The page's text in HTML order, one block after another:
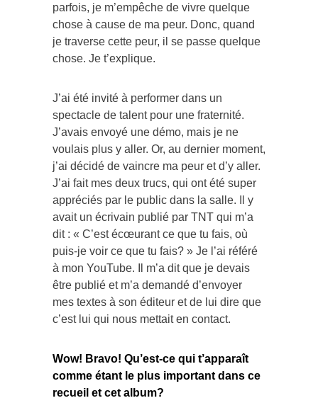
parfois, je m’empêche de vivre quelque
chose à cause de ma peur. Donc, quand
je traverse cette peur, il se passe quelque
chose. Je t’explique.
J’ai été invité à performer dans un
spectacle de talent pour une fraternité.
J’avais envoyé une démo, mais je ne
voulais plus y aller. Or, au dernier moment,
j’ai décidé de vaincre ma peur et d’y aller.
J’ai fait mes deux trucs, qui ont été super
appréciés par le public dans la salle. Il y
avait un écrivain publié par TNT qui m’a
dit : « C’est écœurant ce que tu fais, où
puis-je voir ce que tu fais? » Je l’ai référé
à mon YouTube. Il m’a dit que je devais
être publié et m’a demandé d’envoyer
mes textes à son éditeur et de lui dire que
c’est lui qui nous mettait en contact.
Wow! Bravo! Qu’est-ce qui t’apparaît
comme étant le plus important dans ce
recueil et cet album?